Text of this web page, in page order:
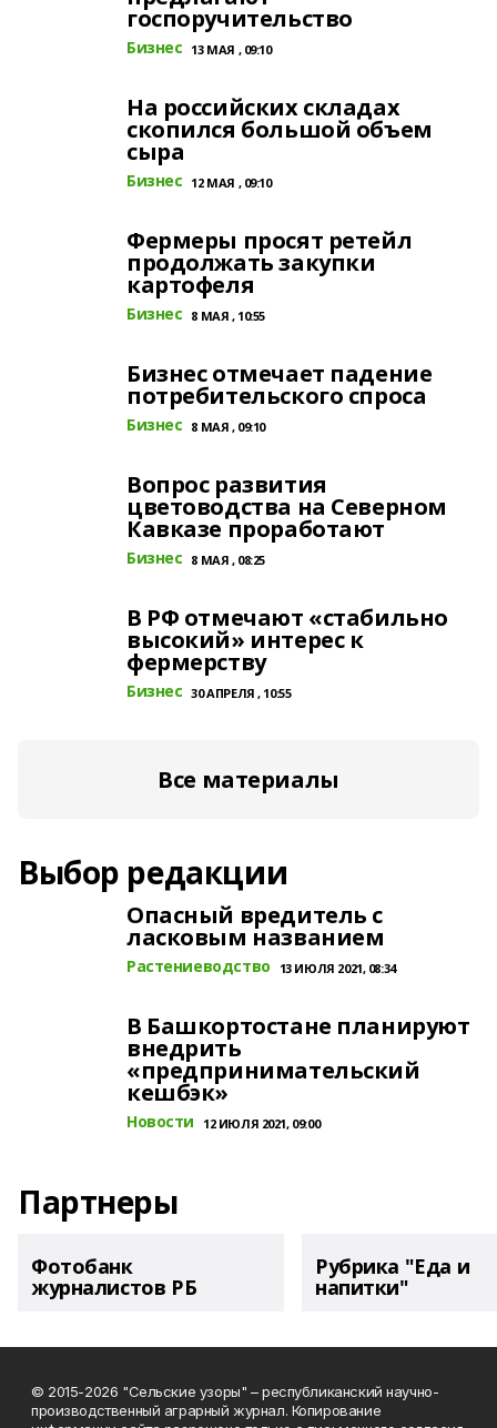
госпоручительство
Бизнес 13 МАЯ , 09:10
На российских складах
скопился большой объем
сыра
Бизнес 12 МАЯ , 09:10
Фермеры просят ретейл
продолжать закупки
картофеля
Бизнес 8 МАЯ , 10:55
Бизнес отмечает падение
потребительского спроса
Бизнес 8 МАЯ , 09:10
Вопрос развития
цветоводства на Северном
Кавказе проработают
Бизнес 8 МАЯ , 08:25
В РФ отмечают «стабильно
высокий» интерес к
фермерству
Бизнес 30 АПРЕЛЯ , 10:55
Все материалы
Выбор редакции
Опасный вредитель с
ласковым названием
Растениеводство 13 ИЮЛЯ 2021, 08:34
В Башкортостане планируют
внедрить
«предпринимательский
кешбэк»
Новости 12 ИЮЛЯ 2021, 09:00
Партнеры
Фотобанк
журналистов РБ
Рубрика "Еда и
напитки"
© 2015-2026 "Сельские узоры" – республиканский научно-
производственный аграрный журнал. Копирование